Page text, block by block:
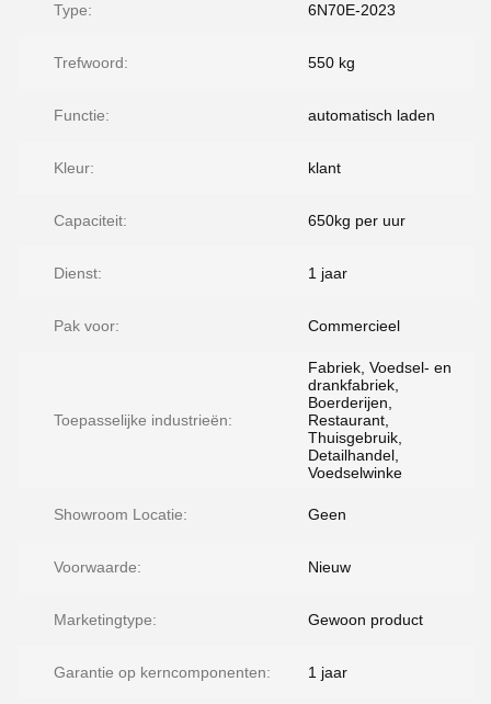
Type: 6N70E-2023
Trefwoord: 550 kg
Functie: automatisch laden
Kleur: klant
Capaciteit: 650kg per uur
Dienst: 1 jaar
Pak voor: Commercieel
Toepasselijke industrieën:
Fabriek, Voedsel- en
drankfabriek,
Boerderijen,
Restaurant,
Thuisgebruik,
Detailhandel,
Voedselwinke
Showroom Locatie: Geen
Voorwaarde: Nieuw
Marketingtype: Gewoon product
Garantie op kerncomponenten: 1 jaar